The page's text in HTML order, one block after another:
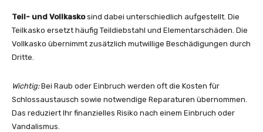
Teil- und Vollkaskosind dabei unterschiedlich aufgestellt. Die
Teilkasko ersetzt häufig Teildiebstahl und Elementarschäden. Die
Vollkasko übernimmt zusätzlich mutwillige Beschädigungen durch
Dritte.
Wichtig:Bei Raub oder Einbruch werden oft die Kosten für
Schlossaustausch sowie notwendige Reparaturen übernommen.
Das reduziert Ihr finanzielles Risiko nach einem Einbruch oder
Vandalismus.